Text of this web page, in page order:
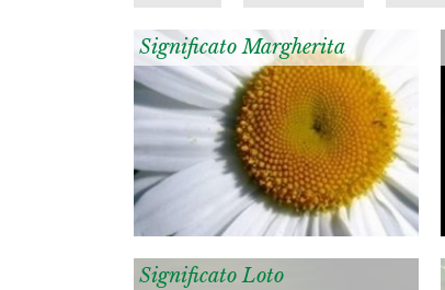
Significato Margherita
Significato Loto